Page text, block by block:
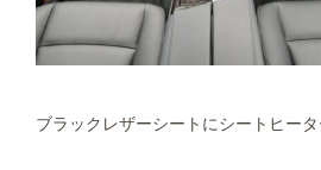
ブラックレザーシートにシートヒー